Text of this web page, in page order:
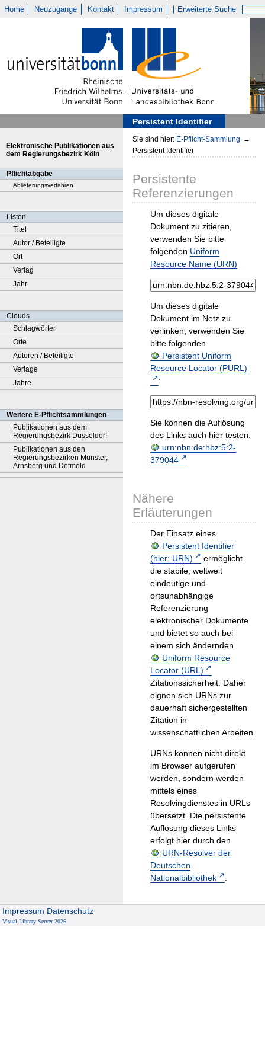
Home Neuzugänge Kontakt Impressum Erweiterte Suche
Persistent Identifier
Elektronische Publikationen aus
dem Regierungsbezirk Köln
Pflichtabgabe
Ablieferungsverfahren
Listen
Titel
Autor / Beteiligte
Ort
Verlag
Jahr
Clouds
Schlagwörter
Orte
Autoren / Beteiligte
Verlage
Jahre
Weitere E-Pflichtsammlungen
Publikationen aus dem
Regierungsbezirk Düsseldorf
Publikationen aus den
Regierungsbezirken Münster,
Arnsberg und Detmold
Sie sind hier: E-Pflicht-Sammlung →
Persistent Identifier
Persistente
Referenzierungen
Um dieses digitale
Dokument zu zitieren,
verwenden Sie bitte
folgenden Uniform
Resource Name (URN)
Um dieses digitale
Dokument im Netz zu
verlinken, verwenden Sie
bitte folgenden
Persistent Uniform
Resource Locator (PURL)
:
Sie können die Auflösung
des Links auch hier testen:
urn:nbn:de:hbz:5:2-
379044
Nähere
Erläuterungen
Der Einsatz eines
Persistent Identifier
(hier: URN)
ermöglicht
die stabile, weltweit
eindeutige und
ortsunabhängige
Referenzierung
elektronischer Dokumente
und bietet so auch bei
einem sich ändernden
Uniform Resource
Locator (URL)
Zitationssicherheit. Daher
eignen sich URNs zur
dauerhaft sichergestellten
Zitation in
wissenschaftlichen Arbeiten.
URNs können nicht direkt
im Browser aufgerufen
werden, sondern werden
mittels eines
Resolvingdienstes in URLs
übersetzt. Die persistente
Auflösung dieses Links
erfolgt hier durch den
URN-Resolver der
Deutschen
Nationalbibliothek
.
Impressum Datenschutz
Visual Library Server 2026